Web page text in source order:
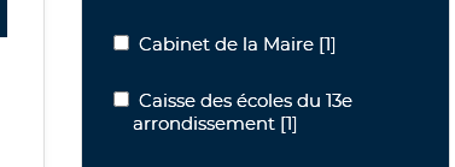
Cabinet de la Maire
Cabinet de la Maire [1]
Caisse des écoles du 13e
Caisse des écoles du 13e
arrondissement [1]